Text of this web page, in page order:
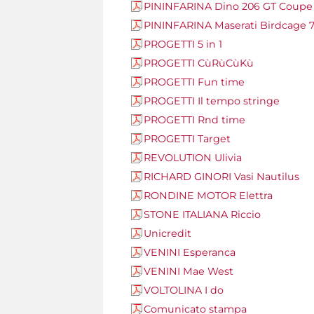
PININFARINA Dino 206 GT Coupe
PININFARINA Maserati Birdcage
PROGETTI 5 in 1
PROGETTI CùRùCùKù
PROGETTI Fun time
PROGETTI Il tempo stringe
PROGETTI Rnd time
PROGETTI Target
REVOLUTION Ulivia
RICHARD GINORI Vasi Nautilus
RONDINE MOTOR Elettra
STONE ITALIANA Riccio
Unicredit
VENINI Esperanca
VENINI Mae West
VOLTOLINA I do
Comunicato stampa